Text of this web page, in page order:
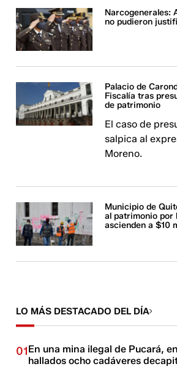
Narcogenerales:
no pudieron
Palacio de
Fiscalía tras
de patrimonio
El caso de
salpica al
Moreno.
Municipio de
al patrimonio por
ascienden a $10
LO MÁS DESTACADO DEL DÍA
01En una mina ilegal de Pucará,
hallados ocho cadáveres